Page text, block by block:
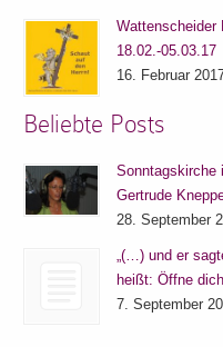
Wattenscheider
18.02.-05.03.17
16. Februar
Beliebte Posts
Sonntagskirche
Gertrude
28. September
„(…) und er
heißt: Öffne
7. September